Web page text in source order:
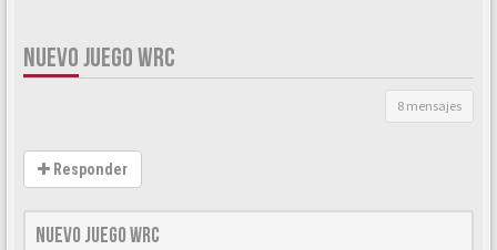
NUEVO JUEGO WRC
8 mensajes
Responder
Nuevo juego WRC